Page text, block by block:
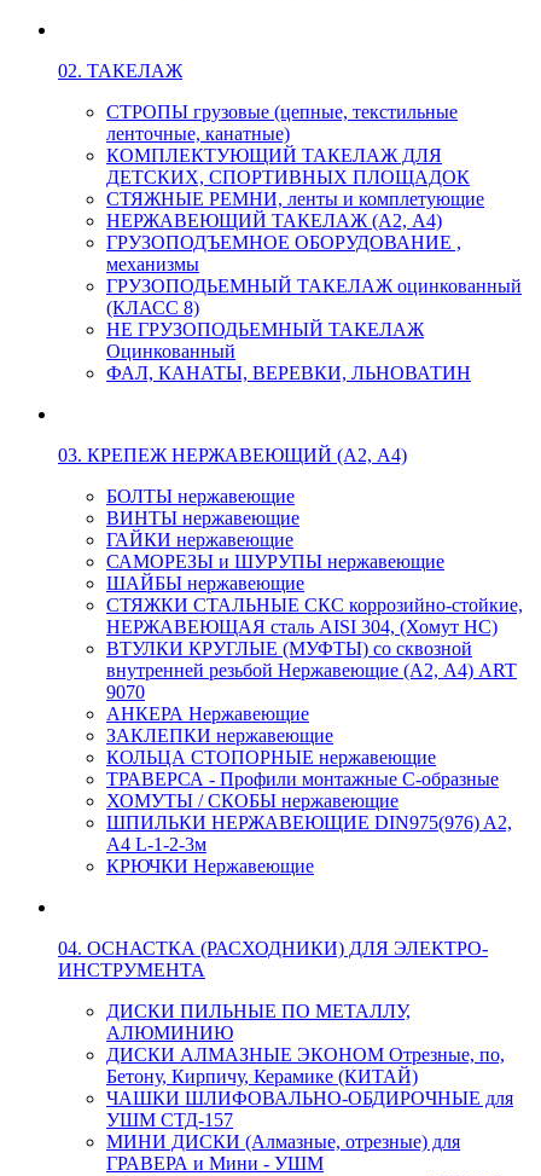
02. ТАКЕЛАЖ
СТРОПЫ грузовые (цепные, текстильные
ленточные, канатные)
КОМПЛЕКТУЮЩИЙ ТАКЕЛАЖ ДЛЯ
ДЕТСКИХ, СПОРТИВНЫХ ПЛОЩАДОК
СТЯЖНЫЕ РЕМНИ, ленты и комплетующие
НЕРЖАВЕЮЩИЙ ТАКЕЛАЖ (А2, А4)
ГРУЗОПОДЪЕМНОЕ ОБОРУДОВАНИЕ ,
механизмы
ГРУЗОПОДЬЕМНЫЙ ТАКЕЛАЖ оцинкованный
(КЛАСС 8)
НЕ ГРУЗОПОДЬЕМНЫЙ ТАКЕЛАЖ
Оцинкованный
ФАЛ, КАНАТЫ, ВЕРЕВКИ, ЛЬНОВАТИН
03. КРЕПЕЖ НЕРЖАВЕЮЩИЙ (А2, А4)
БОЛТЫ нержавеющие
ВИНТЫ нержавеющие
ГАЙКИ нержавеющие
САМОРЕЗЫ и ШУРУПЫ нержавеющие
ШАЙБЫ нержавеющие
СТЯЖКИ СТАЛЬНЫЕ СКС коррозийно-стойкие,
НЕРЖАВЕЮЩАЯ сталь AISI 304, (Хомут НС)
ВТУЛКИ КРУГЛЫЕ (МУФТЫ) со сквозной
внутренней резьбой Нержавеющие (А2, А4) ART
9070
АНКЕРА Нержавеющие
ЗАКЛЕПКИ нержавеющие
КОЛЬЦА СТОПОРНЫЕ нержавеющие
ТРАВЕРСА - Профили монтажные С-образные
ХОМУТЫ / СКОБЫ нержавеющие
ШПИЛЬКИ НЕРЖАВЕЮЩИЕ DIN975(976) A2,
А4 L-1-2-3м
КРЮЧКИ Нержавеющие
04. ОСНАСТКА (РАСХОДНИКИ) ДЛЯ ЭЛЕКТРО-
ИНСТРУМЕНТА
ДИСКИ ПИЛЬНЫЕ ПО МЕТАЛЛУ,
АЛЮМИНИЮ
ДИСКИ АЛМАЗНЫЕ ЭКОНОМ Отрезные, по,
Бетону, Кирпичу, Керамике (КИТАЙ)
ЧАШКИ ШЛИФОВАЛЬНО-ОБДИРОЧНЫЕ для
УШМ СТД-157
МИНИ ДИСКИ (Алмазные, отрезные) для
ГРАВЕРА и Мини - УШМ